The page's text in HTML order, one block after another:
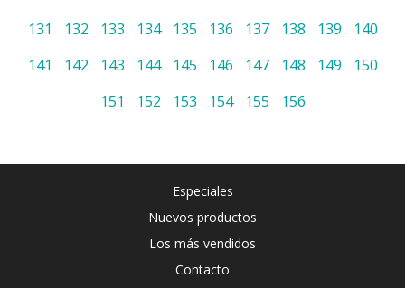
131
132 133 134 135 136 137 138 139
140
141
142 143 144 145 146 147 148 149
150
151
152 153 154 155 156
Especiales
Nuevos productos
Los más vendidos
Contacto